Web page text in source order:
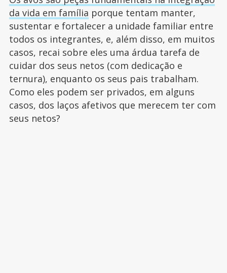
da vida em família porque tentam manter,
sustentar e fortalecer a unidade familiar entre
todos os integrantes, e, além disso, em muitos
casos, recai sobre eles uma árdua tarefa de
cuidar dos seus netos (com dedicação e
ternura), enquanto os seus pais trabalham.
Como eles podem ser privados, em alguns
casos, dos laços afetivos que merecem ter com
seus netos?